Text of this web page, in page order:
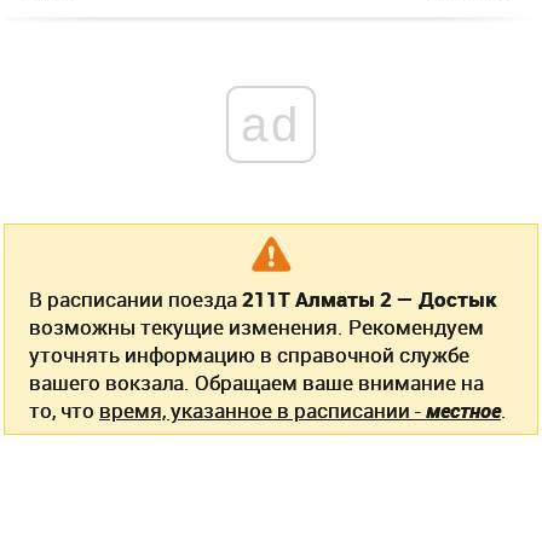
ad
В расписании поезда211Т Алматы 2 — Достык
возможны текущие изменения. Рекомендуем
уточнять информацию в справочной службе
вашего вокзала. Обращаем ваше внимание на
то, что время, указанное в расписании -местное.